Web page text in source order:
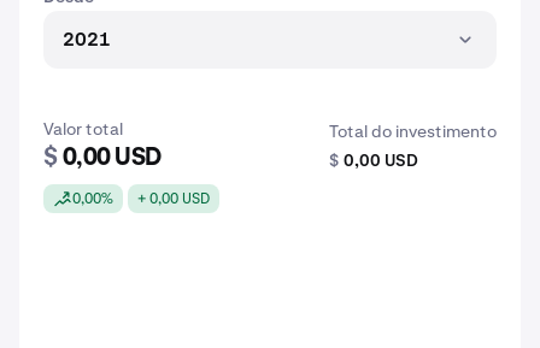
2021
Valor total
$ 0,00 USD
0,00% + 0,00 USD
Total do investimento
$ 0,00 USD